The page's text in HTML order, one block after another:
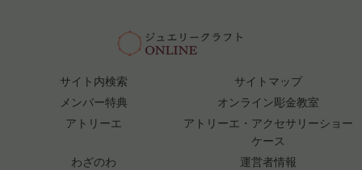
サイト内検索
サイトマップ
メンバー特典
オンライン彫金教室
アトリーエ
アトリーエ・アクセサリーショー
ケース
わざのわ
運営者情報